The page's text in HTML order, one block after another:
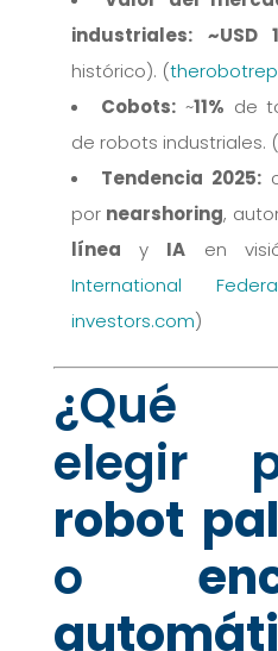
industriales:
~USD
histórico). (
Cobots:~11% de
de robots industriales. (
Tendencia 2025:
por nearshoring,
línea y IA en
International
investors.com)
¿Qué
elegir
robot
o